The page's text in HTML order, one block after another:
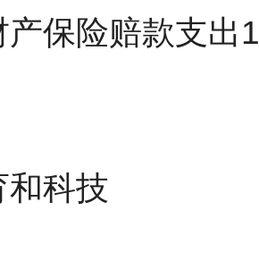
产保险赔款支出
和科技